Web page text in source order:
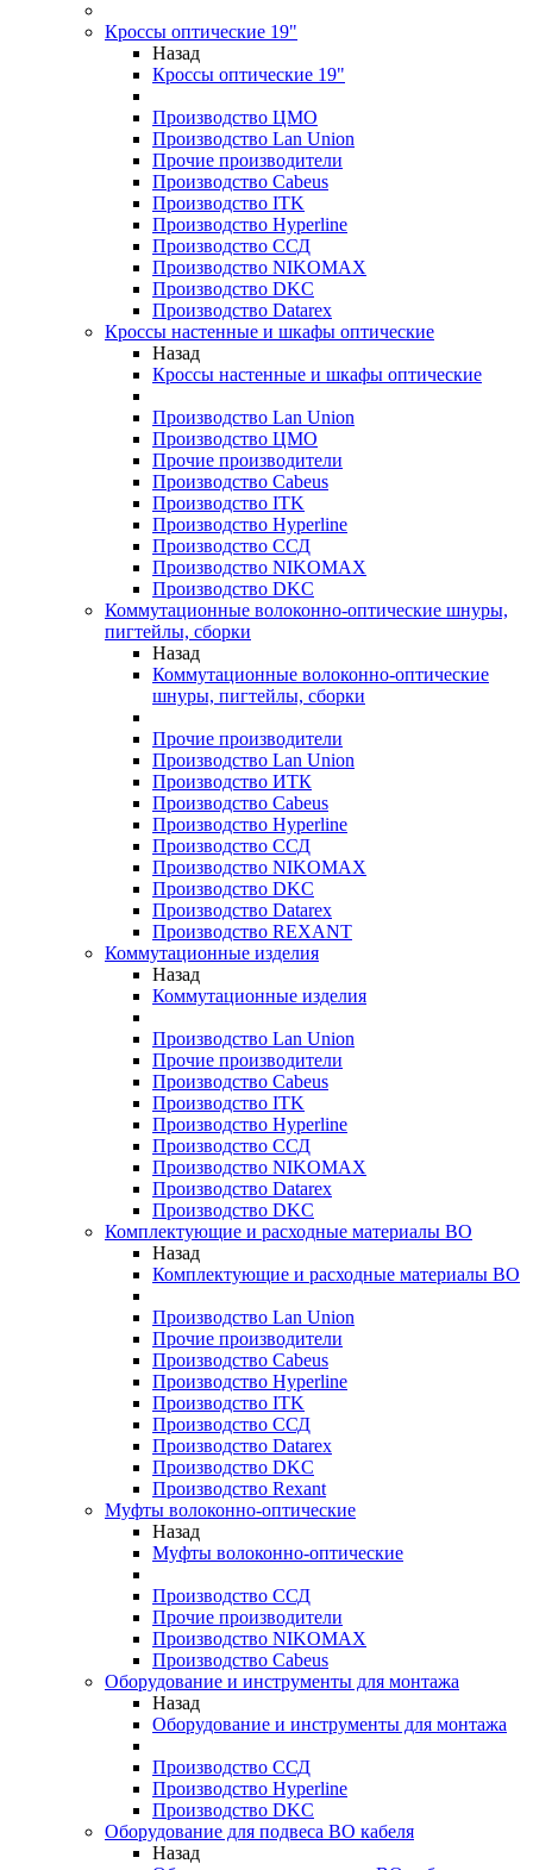
Кроссы оптические 19"
Назад
Кроссы оптические 19"
Производство ЦМО
Производство Lan Union
Прочие производители
Производство Cabeus
Производство ITK
Производство Hyperline
Производство ССД
Производство NIKOMAX
Производство DKC
Производство Datarex
Кроссы настенные и шкафы оптические
Назад
Кроссы настенные и шкафы оптические
Производство Lan Union
Производство ЦМО
Прочие производители
Производство Cabeus
Производство ITK
Производство Hyperline
Производство ССД
Производство NIKOMAX
Производство DKC
Коммутационные волоконно-оптические шнуры,
пигтейлы, сборки
Назад
Коммутационные волоконно-оптические
шнуры, пигтейлы, сборки
Прочие производители
Производство Lan Union
Производство ИТК
Производство Cabeus
Производство Hyperline
Производство ССД
Производство NIKOMAX
Производство DKC
Производство Datarex
Производство REXANT
Коммутационные изделия
Назад
Коммутационные изделия
Производство Lan Union
Прочие производители
Производство Cabeus
Производство ITK
Производство Hyperline
Производство ССД
Производство NIKOMAX
Производство Datarex
Производство DKC
Комплектующие и расходные материалы ВО
Назад
Комплектующие и расходные материалы ВО
Производство Lan Union
Прочие производители
Производство Cabeus
Производство Hyperline
Производство ITK
Производство ССД
Производство Datarex
Производство DKC
Производство Rexant
Муфты волоконно-оптические
Назад
Муфты волоконно-оптические
Производство ССД
Прочие производители
Производство NIKOMAX
Производство Cabeus
Оборудование и инструменты для монтажа
Назад
Оборудование и инструменты для монтажа
Производство ССД
Производство Hyperline
Производство DKC
Оборудование для подвеса ВО кабеля
Назад